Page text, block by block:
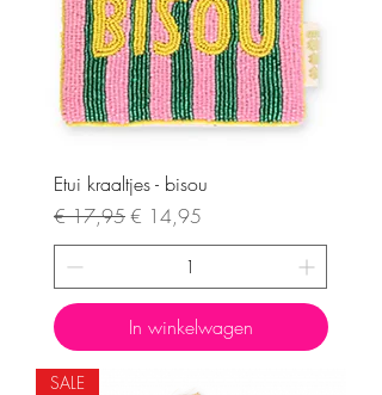
Etui kraaltjes - bisou
Normale prijs
€ 17,95Verkoopprijs
€ 14,95
In winkelwagen
SALE